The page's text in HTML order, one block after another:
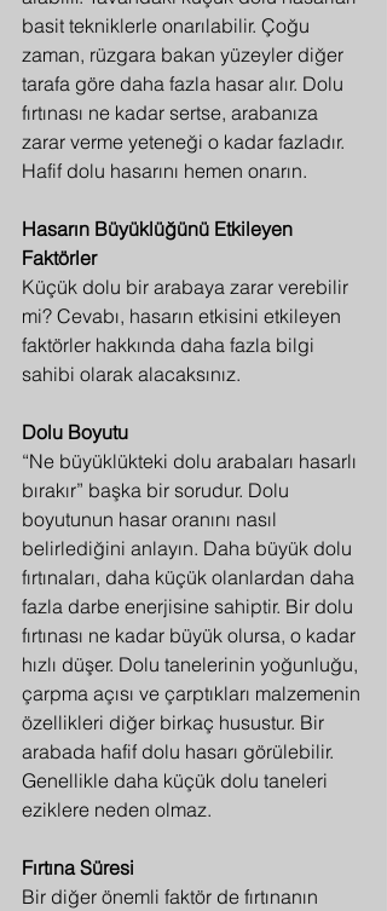
basit tekniklerle onarılabilir. Çoğu
zaman, rüzgara bakan yüzeyler diğer
tarafa göre daha fazla hasar alır. Dolu
fırtınası ne kadar sertse, arabanıza
zarar verme yeteneği o kadar fazladır.
Hafif dolu hasarını hemen onarın.
Hasarın Büyüklüğünü Etkileyen
Faktörler
Küçük dolu bir arabaya zarar verebilir
mi? Cevabı, hasarın etkisini etkileyen
faktörler hakkında daha fazla bilgi
sahibi olarak alacaksınız.
Dolu Boyutu
“Ne büyüklükteki dolu arabaları hasarlı
bırakır” başka bir sorudur. Dolu
boyutunun hasar oranını nasıl
belirlediğini anlayın. Daha büyük dolu
fırtınaları, daha küçük olanlardan daha
fazla darbe enerjisine sahiptir. Bir dolu
fırtınası ne kadar büyük olursa, o kadar
hızlı düşer. Dolu tanelerinin yoğunluğu,
çarpma açısı ve çarptıkları malzemenin
özellikleri diğer birkaç husustur. Bir
arabada hafif dolu hasarı görülebilir.
Genellikle daha küçük dolu taneleri
eziklere neden olmaz.
Fırtına Süresi
Bir diğer önemli faktör de fırtınanın